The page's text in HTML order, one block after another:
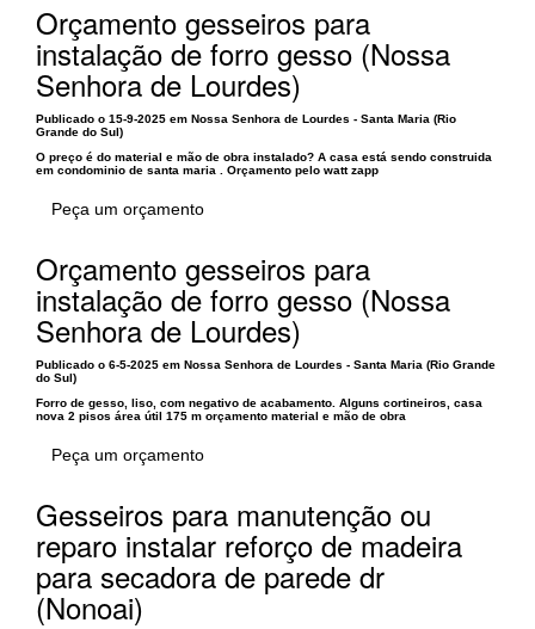
Orçamento gesseiros para
instalação de forro gesso (Nossa
Senhora de Lourdes)
Publicado o 15-9-2025 em Nossa Senhora de Lourdes - Santa Maria (Rio
Grande do Sul)
O preço é do material e mão de obra instalado? A casa está sendo construida
em condominio de santa maria . Orçamento pelo watt zapp
Peça um orçamento
Orçamento gesseiros para
instalação de forro gesso (Nossa
Senhora de Lourdes)
Publicado o 6-5-2025 em Nossa Senhora de Lourdes - Santa Maria (Rio Grande
do Sul)
Forro de gesso, liso, com negativo de acabamento. Alguns cortineiros, casa
nova 2 pisos área útil 175 m orçamento material e mão de obra
Peça um orçamento
Gesseiros para manutenção ou
reparo instalar reforço de madeira
para secadora de parede dr
(Nonoai)